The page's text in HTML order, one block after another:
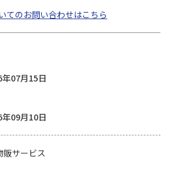
てのお問い合わせはこちら
07月15日
09月10日
販サービス